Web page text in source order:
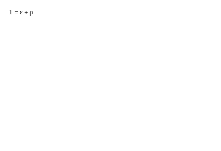
1 = ε + ρ